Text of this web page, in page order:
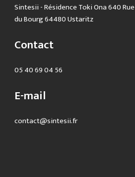
Sintesii - Résidence Toki Ona 640 Rue
du Bourg 64480 Ustaritz
Contact
05 40 69 04 56
E-mail
contact@sintesii.fr